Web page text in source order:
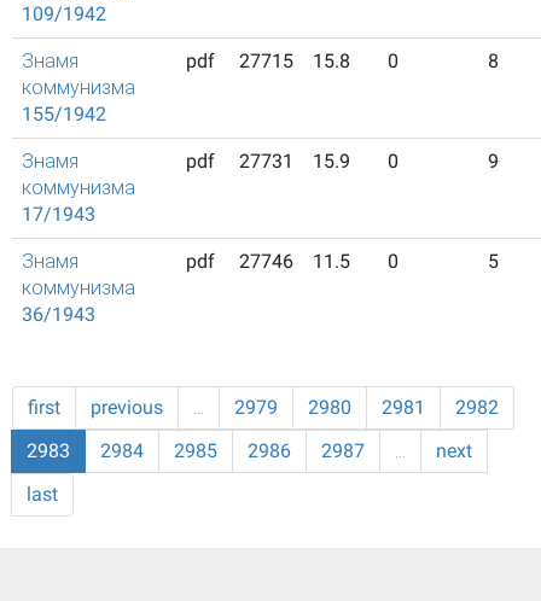
109/1942
Знамя
коммунизма
155/1942
pdf 27715 15.8 0 8
Знамя
коммунизма
17/1943
pdf 27731 15.9 0 9
Знамя
коммунизма
36/1943
pdf 27746 11.5 0 5
first previous … 2979 2980 2981
2982
2983
2984 2985 2986 2987 …
next
last